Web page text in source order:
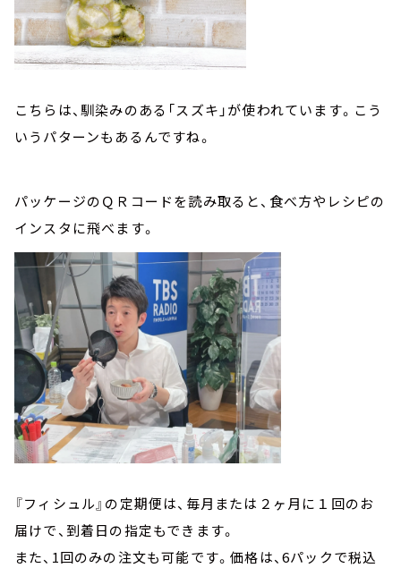
こちらは、馴染みのある「スズキ」が使われています。こう
いうパターンもあるんですね。
パッケージのＱＲコードを読み取ると、食べ方やレシピの
インスタに飛べます。
『フィシュル』の定期便は、毎月または２ヶ月に１回のお
届けで、到着日の指定もできます。
また、1回のみの注文も可能です。価格は、6パックで税込